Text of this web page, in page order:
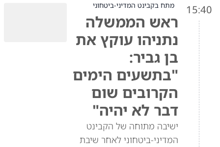
15:40 מתח בקבינט המדיני-ביטחוני
ראש הממשלה
נתניהו עוקץ את
בן גביר:
"בתשעים הימים
הקרובים שום
דבר לא יהיה"
ישיבה מתוחה של הקבינט
המדיני-ביטחוני לאחר שיבת